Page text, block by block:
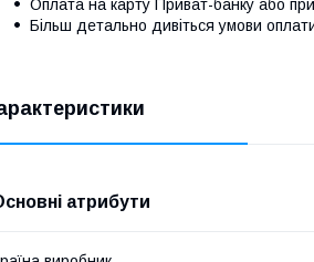
Оплата на карту Приват-банку або
Більш детально дивіться умови оплати
атрибути